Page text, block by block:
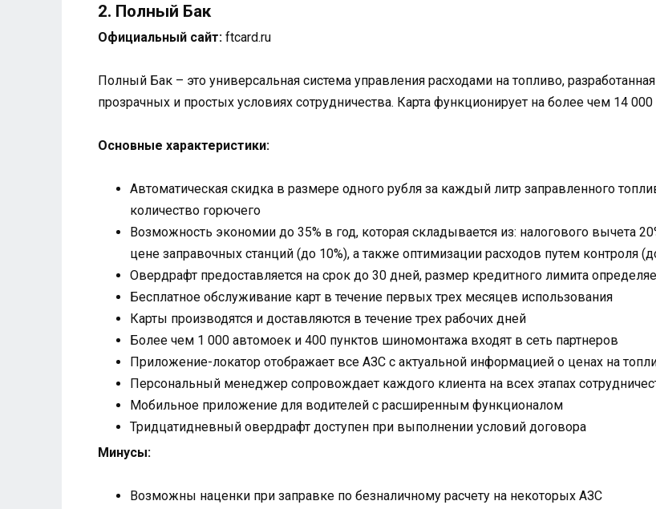
2. Полный Бак
Официальный сайт: ftcard.ru
Полный Бак – это универсальная система управления расходами на топливо,
прозрачных и простых условиях сотрудничества. Карта функционирует на более чем 14
Основные характеристики:
Автоматическая скидка в размере одного рубля за каждый литр заправленного
количество горючего
Возможность экономии до 35% в год, которая складывается из: налогового вычета
цене заправочных станций (до 10%), а также оптимизации расходов путем контроля
Овердрафт предоставляется на срок до 30 дней, размер кредитного лимита
Бесплатное обслуживание карт в течение первых трех месяцев использования
Карты производятся и доставляются в течение трех рабочих дней
Более чем 1 000 автомоек и 400 пунктов шиномонтажа входят в сеть партнеров
Приложение-локатор отображает все АЗС с актуальной информацией о ценах на
Персональный менеджер сопровождает каждого клиента на всех этапах
Мобильное приложение для водителей с расширенным функционалом
Тридцатидневный овердрафт доступен при выполнении условий договора
Минусы:
Возможны наценки при заправке по безналичному расчету на некоторых АЗС